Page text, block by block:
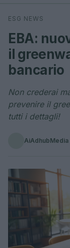
Cerca
ESG NEWS
EBA:
il
bancario
Non crederai
prevenire il
tutti i dettagli!
AiAdhubMedia